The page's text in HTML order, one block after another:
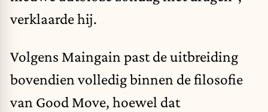
verklaarde hij.
Volgens Maingain past de uitbreiding
bovendien volledig binnen de filosofie
van Good Move, hoewel dat